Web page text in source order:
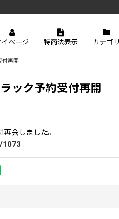
イページ 特商法表示 カテゴリ
付再開
ック予約受付再開
会しました。
1073